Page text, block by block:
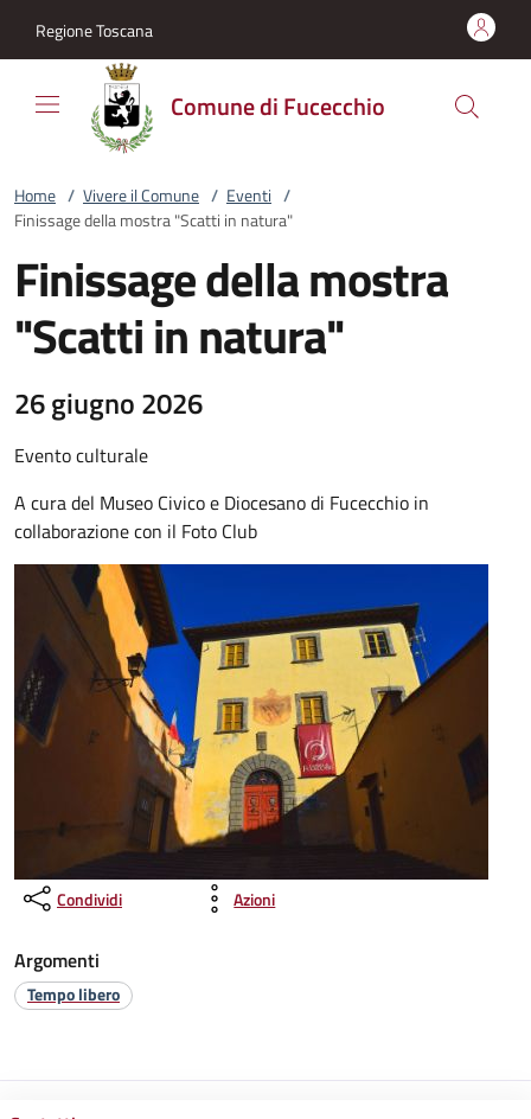
Regione Toscana
Comune di Fucecchio
Home / Vivere il Comune / Eventi /
Finissage della mostra "Scatti in natura"
Finissage della mostra
"Scatti in natura"
26 giugno 2026
Evento culturale
A cura del Museo Civico e Diocesano di Fucecchio in
collaborazione con il Foto Club
Condividi Azioni
Argomenti
Tempo libero